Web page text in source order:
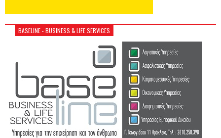
BASELINE - BUSINESS & LIFE SERVICES